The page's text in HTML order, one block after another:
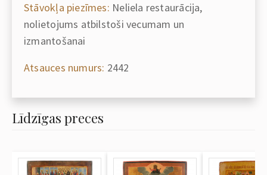
Stāvokļa piezīmes: Neliela restaurācija,
nolietojums atbilstoši vecumam un
izmantošanai
Atsauces numurs: 2442
Līdzīgas preces